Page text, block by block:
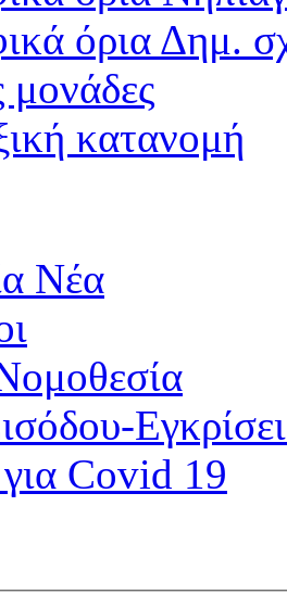
όρια Δημ.
μονάδες
κατανομή
Νέα
Covid 19